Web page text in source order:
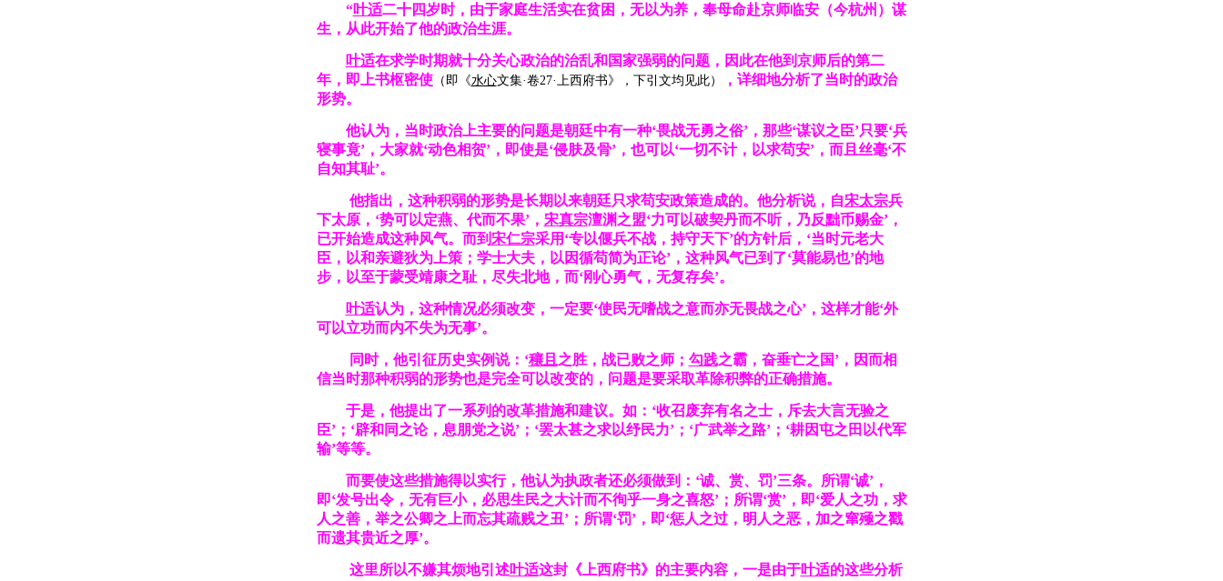
“叶适二十四岁时，由于家庭生活实在贫困，无以为养，奉母命赴京师临安（今杭州） 谋
生，从此开始了他的政治生涯。
叶适在求学时期就十分关心政治的治乱和国家强弱的问题，因此在他到京师后的第二
年，即上书枢密使（即《水心文集·卷27·上西府书》，下引文均见此）
，详细地分析了当时的政治
形势。
他认为，当时政治上主要的问题是朝廷中有一种‘畏战无勇之俗’，那些‘谋议之臣’只要‘兵
寝事竟’，大家就‘动色相贺’，即使是‘侵肤及骨’，也可以‘一切不计，以求苟安’，而且丝毫‘不
自知其耻’。
他指出，这种积弱的形势是长期以来朝廷只求苟安政策造成的。他分析说，自宋太宗兵
下太原，‘势可以定燕、代而不果’， 宋真宗澶渊之盟‘力可以破契丹而不听，乃反黜币赐金’，
已开始造成这种风气。而到宋仁宗采用‘专以偃兵不战，持守天下’的方针后，‘当时元老大
臣，以和亲避狄为上策；学士大夫，以因循苟简为正论’，这种风气已到了‘莫能易也’的地
步，以至于蒙受靖康之耻，尽失北地，而‘刚心勇气，无复存矣’。
叶适认为，这种情况必须改变，一定要‘使民无嗜战之意而亦无畏战之心’，这样才能‘外
可以立功而内不失为无事’。
同时，他引征历史实例说：‘穰且 之胜，战已败之师； 勾践之霸，奋垂亡之国’，因而相
信当时那种积弱的形势也是完全可以改变的，问题是要采取革除积弊的正确措施。
于是，他提出了一系列的改革措施和建议。如：‘收召废弃有名之士，斥去大言无验之
臣’；‘辟和同之论，息朋党之说’；‘罢太甚之求以纾民力’；‘广武举之路’；‘耕因屯之田以代军
输’等等。
而要使这些措施得以实行，他认为执政者还必须做到：‘诚、赏、罚’三条。所谓‘诚’，
即‘发号出令，无有巨小，必思生民之大计而不徇乎一身之喜怒’；所谓‘赏’，即‘爱人之功，求
人之善，举之公卿之上而忘其疏贱之丑’；所谓‘罚’，即‘惩人之过，明人之恶，加之窜殛之戳
而遗其贵近之厚’。
这里所以不嫌其烦地引述叶适这封《上西府书》的主要内容，一是由于叶适的这些分析